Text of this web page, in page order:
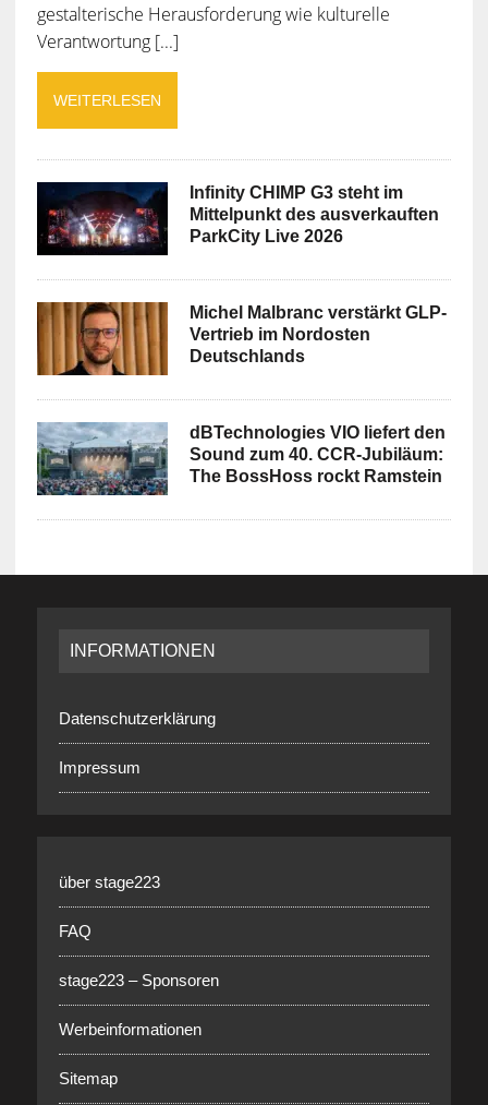
gestalterische Herausforderung wie kulturelle
Verantwortung [...]
WEITERLESEN
Infinity CHIMP G3 steht im
Mittelpunkt des ausverkauften
ParkCity Live 2026
Michel Malbranc verstärkt GLP-
Vertrieb im Nordosten
Deutschlands
dBTechnologies VIO liefert den
Sound zum 40. CCR-Jubiläum:
The BossHoss rockt Ramstein
INFORMATIONEN
Datenschutzerklärung
Impressum
über stage223
FAQ
stage223 – Sponsoren
Werbeinformationen
Sitemap